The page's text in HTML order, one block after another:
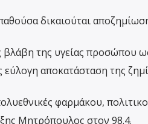
δικαιούται
της υγείας προσώπου
αποκατάσταση της
φαρμάκου,
Μητρόπουλος στον 98.4.